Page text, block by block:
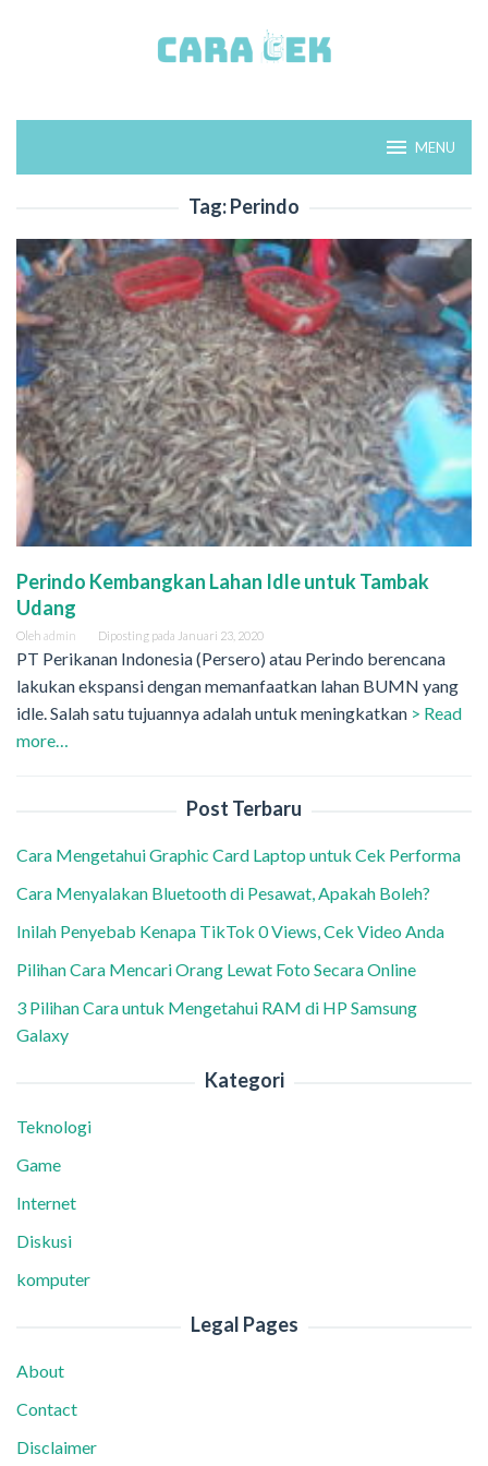
MENU
Tag:Perindo
Perindo Kembangkan Lahan Idle untuk Tambak
Udang
Oleh admin Diposting pada Januari 23, 2020
PT Perikanan Indonesia (Persero) atau Perindo berencana
lakukan ekspansi dengan memanfaatkan lahan BUMN yang
idle. Salah satu tujuannya adalah untuk meningkatkan > Read
more…
Post Terbaru
Cara Mengetahui Graphic Card Laptop untuk Cek Performa
Cara Menyalakan Bluetooth di Pesawat, Apakah Boleh?
Inilah Penyebab Kenapa TikTok 0 Views, Cek Video Anda
Pilihan Cara Mencari Orang Lewat Foto Secara Online
3 Pilihan Cara untuk Mengetahui RAM di HP Samsung
Galaxy
Kategori
Teknologi
Game
Internet
Diskusi
komputer
Legal Pages
About
Contact
Disclaimer